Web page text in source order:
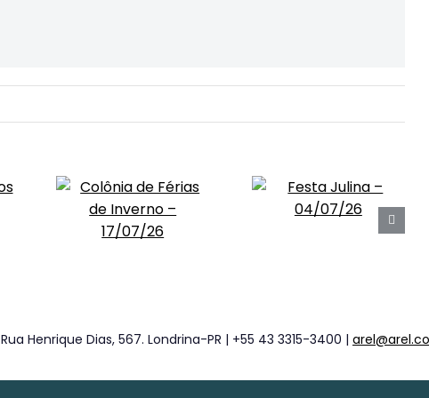
Rua Henrique Dias, 567. Londrina-PR | +55 43 3315-3400 |